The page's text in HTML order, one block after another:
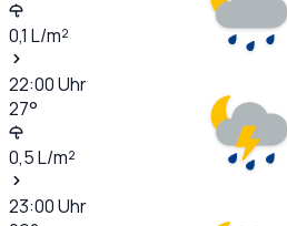
0,1 L/m²
22:00Uhr
27°
0,5L/m²
23:00Uhr